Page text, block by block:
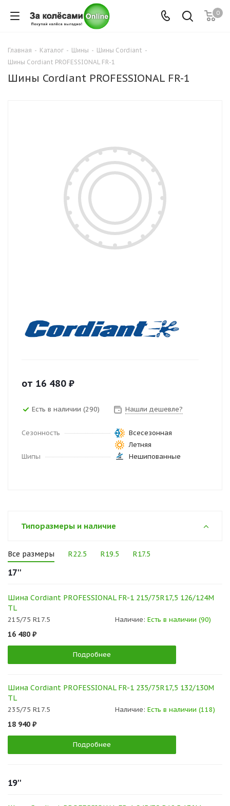
0
Главная - Каталог - Шины - Шины Cordiant -
Шины Cordiant PROFESSIONAL FR-1
Шины Cordiant PROFESSIONAL FR-1
от 16 480 ₽
Есть в наличии (290) Нашли дешевле?
Сезонность
Всесезонная
Летняя
Шипы
Нешипованные
Типоразмеры и наличие
Все размеры R22.5 R19.5 R17.5
17''
Шина Cordiant PROFESSIONAL FR-1 215/75R17,5 126/124M
TL
215/75 R17.5 Наличие: Есть в наличии (90)
16 480 ₽
Подробнее
Шина Cordiant PROFESSIONAL FR-1 235/75R17,5 132/130M
TL
235/75 R17.5 Наличие: Есть в наличии (118)
18 940 ₽
Подробнее
19''